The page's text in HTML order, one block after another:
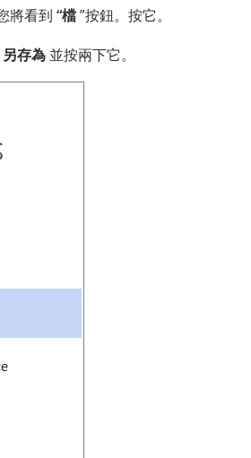
將看到 “檔”按鈕。按它。
另存為 並按兩下它。